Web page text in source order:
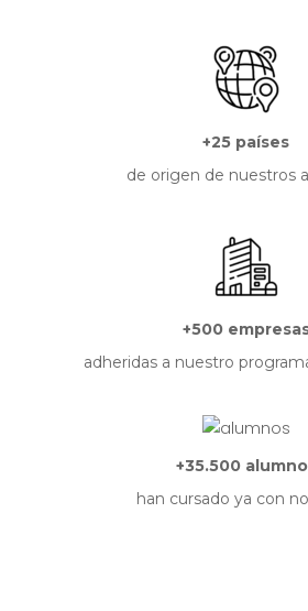
+25 países
de origen de nuestros
+500
adheridas a nuestro
+35.500
han cursado ya con